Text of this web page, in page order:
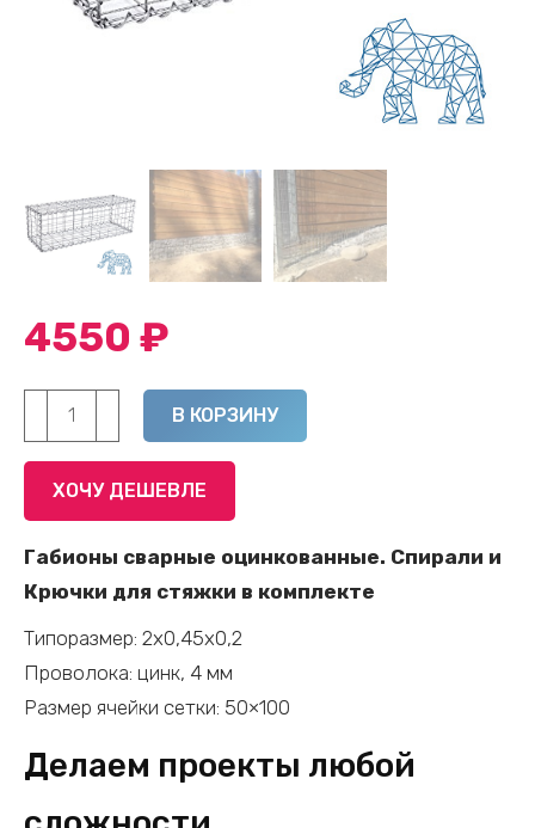
4550 ₽
Количество
товара
для
забора
2
х
0,5
х
0,2
(цинк,
В КОРЗИНУ
ХОЧУ ДЕШЕВЛЕ
Габионы сварные оцинкованные. Спирали и
Крючки для стяжки в комплекте
Типоразмер: 2х0,45х0,2
Проволока: цинк, 4 мм
Размер ячейки сетки: 50×100
Делаем проекты любой